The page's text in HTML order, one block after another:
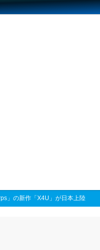
」の新作「X4U」が日本上陸